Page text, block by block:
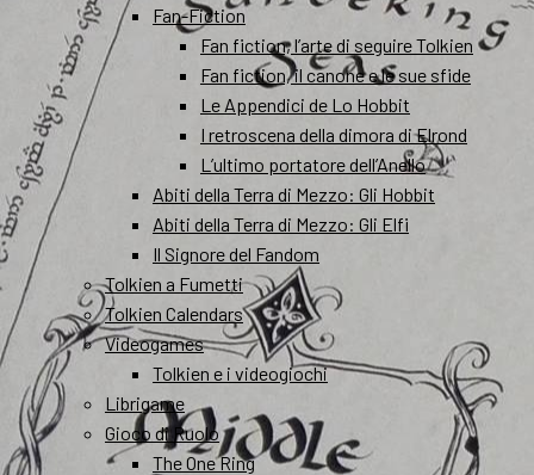
Fan-Fiction
Fan fiction, l’arte di seguire Tolkien
Fan fiction, il canone e le sue sfide
Le Appendici de Lo Hobbit
I retroscena della dimora di Elrond
L’ultimo portatore dell’Anello
Abiti della Terra di Mezzo: Gli Hobbit
Abiti della Terra di Mezzo: Gli Elfi
Il Signore del Fandom
Tolkien a Fumetti
Tolkien Calendars
Videogames
Tolkien e i videogiochi
Librigame
Gioco di Ruolo
The One Ring